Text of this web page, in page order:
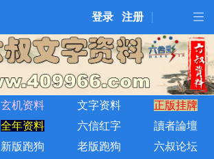
登录 注册
玄机资料 文字资料
正版挂牌
全年资料 六信红字
讀者論壇
新版跑狗 老版跑狗
六叔论坛